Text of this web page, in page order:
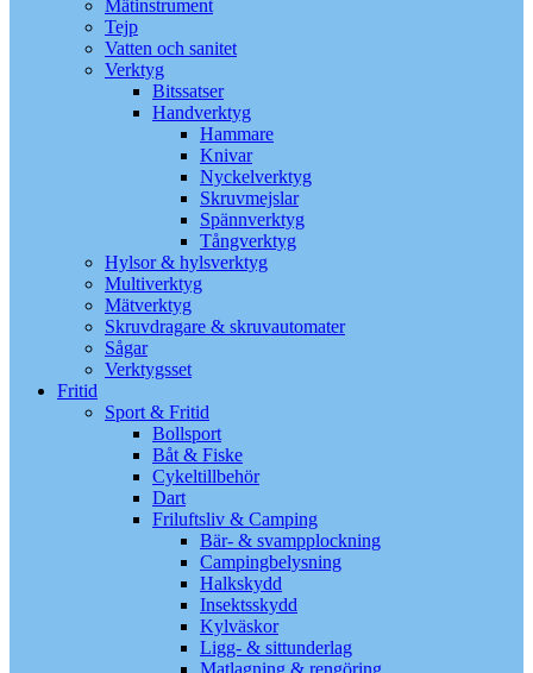
Mätinstrument
Tejp
Vatten och sanitet
Verktyg
Bitssatser
Handverktyg
Hammare
Knivar
Nyckelverktyg
Skruvmejslar
Spännverktyg
Tångverktyg
Hylsor & hylsverktyg
Multiverktyg
Mätverktyg
Skruvdragare & skruvautomater
Sågar
Verktygsset
Fritid
Sport & Fritid
Bollsport
Båt & Fiske
Cykeltillbehör
Dart
Friluftsliv & Camping
Bär- & svampplockning
Campingbelysning
Halkskydd
Insektsskydd
Kylväskor
Ligg- & sittunderlag
Matlagning & rengöring